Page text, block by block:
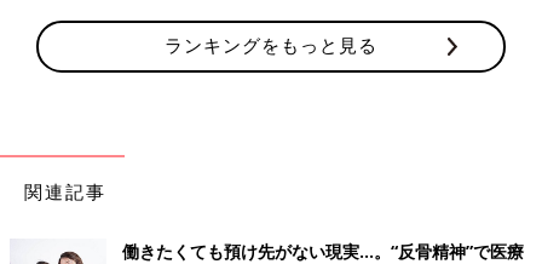
ランキングをもっと見る
関連記事
働きたくても預け先がない現実…。“反骨精神”で医療